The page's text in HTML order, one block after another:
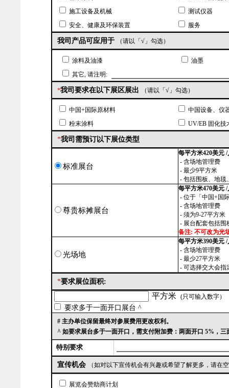
施工设备及机械
测试仪器
安全、健康及环保装置
服务
我司产品可应用于 （请以「√」勾选）
涂料及油漆
油墨
其它, 请注明:
*我司要求在以下展区展出 （请以「√」勾选）
中国+国际原材料
中国设备、仪
粉末涂料
UV/EB 固化技
*我司需预订以下展位类型
标准展台
每平方米420美元
- 含场地管理费
- 最少9平方米
- 包括围板、地毯
尊贵标摊展台
每平方米470美元
- 位于「中国+国
- 含场地管理费
- 须为9-27平方米
- 展台配套包括围
备注: 不可改为光
光场地
每平方米390美元
- 含场地管理费
- 最少27平方米
- 可选择交大会指
*要求展位面积:
平方米 (只可输入数字）
要求多于一面开口展台 ^
# 主办单位保留最终对参展费用更改权利。
^ 如要求展台多于一面开口，需支付附加费：两面开口 5% ，
特别要求
宣传机会 （如对以下宣传机会有兴趣或希望了解更多，请在
展览会赞助商计划